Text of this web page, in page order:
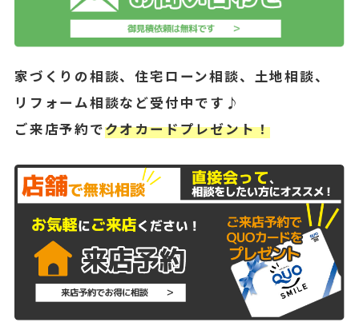
家づくりの相談、住宅ローン相談、土地相談、
リフォーム相談など受付中です♪
ご来店予約でクオカードプレゼント！